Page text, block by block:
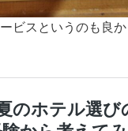
ビスというのも良